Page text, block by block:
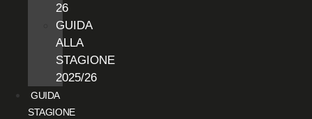
26
GUIDA
ALLA
STAGIONE
2025/26
GUIDA
STAGIONE